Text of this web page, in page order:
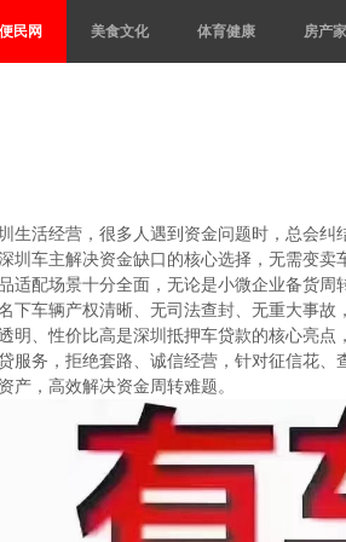
民网 美食文化 体育健康 房产
生活经营，很多人遇到资金问题时，总会
圳车主解决资金缺口的核心选择，无需变
适配场景十分全面，无论是小微企业备货
下车辆产权清晰、无司法查封、无重大事故
明、性价比高是深圳抵押车贷款的核心亮
服务，拒绝套路、诚信经营，针对征信花
产，高效解决资金周转难题。